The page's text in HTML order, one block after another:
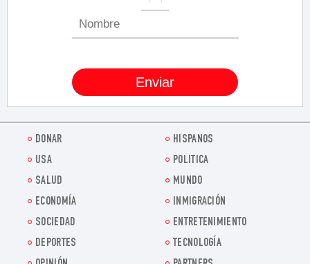
DONAR
HISPANOS
USA
POLITICA
SALUD
MUNDO
ECONOMÍA
INMIGRACIÓN
SOCIEDAD
ENTRETENIMIENTO
DEPORTES
TECNOLOGÍA